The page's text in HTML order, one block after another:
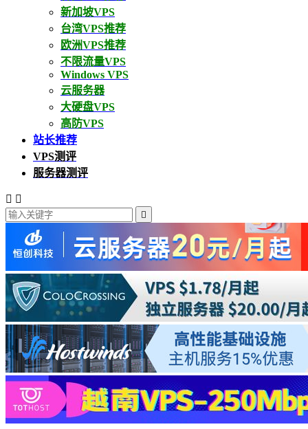
新加坡VPS
台湾VPS推荐
欧洲VPS推荐
不限流量VPS
Windows VPS
云服务器
大硬盘VPS
高防VPS
站长推荐
VPS测评
服务器测评
 
